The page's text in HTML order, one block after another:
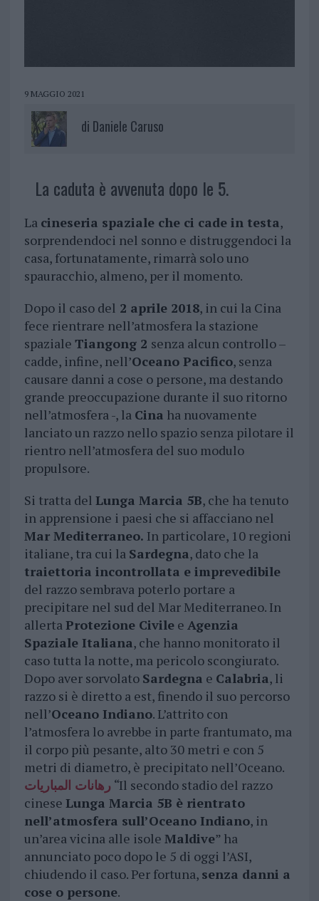
9 MAGGIO 2021
di Daniele Caruso
La caduta è avvenuta dopo le 5.
La cineseria spaziale che ci cade in testa,
sorprendendoci nel sonno e distruggendoci la
casa, fortunatamente, rimarrà solo uno
spauracchio, almeno, per il momento.
Dopo il caso del 2 aprile 2018, in cui la Cina
fece rientrare nell’atmosfera la stazione
spaziale Tiangong 2 senza alcun controllo –
cadde, infine, nell’Oceano Pacifico, senza
causare danni a cose o persone, ma destando
grande preoccupazione durante il suo ritorno
nell’atmosfera -, la Cina ha nuovamente
lanciato un razzo nello spazio senza pilotare il
rientro nell’atmosfera del suo modulo
propulsore.
Si tratta del Lunga Marcia 5B, che ha tenuto
in apprensione i paesi che si affacciano nel
Mar Mediterraneo. In particolare, 10 regioni
italiane, tra cui la Sardegna, dato che la
traiettoria incontrollata e imprevedibile
del razzo sembrava poterlo portare a
precipitare nel sud del Mar Mediterraneo. In
allertaProtezione Civilee Agenzia
Spaziale Italiana, che hanno monitorato il
caso tutta la notte, ma pericolo scongiurato.
Dopo aver sorvolato Sardegna e Calabria, li
razzo si è diretto a est, finendo il suo percorso
nell’Oceano Indiano. L’attrito con
l’atmosfera lo avrebbe in parte frantumato, ma
il corpo più pesante, alto 30 metri e con 5
metri di diametro, è precipitato nell’Oceano.
رهانات المباريات “Il secondo stadio del razzo
cinese Lunga Marcia 5B è rientrato
nell’atmosfera sull’Oceano Indiano, in
un’area vicina alle isole Maldive” ha
annunciato poco dopo le 5 di oggi l’ASI,
chiudendo il caso. Per fortuna, senza danni a
cose o persone.